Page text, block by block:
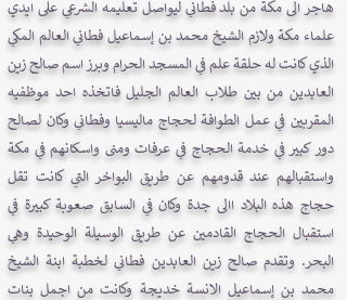
هاجر الى مكة من بلد فطاني ليواصل تعليمه الشرعي على ايدي
علماء مكة ولازم الشيخ محمد بن إسماعيل فطاني العالم المكي
الذي كانت له حلقة علم في المسجد الحرام وبرز اسم صالح زين
العابدين من بين طلاب العالم الجليل فاتخذه احد موظفيه
المقربين في عمل الطوافة لحجاج ماليسيا وفطاني وكان لصالح
دور كبير في خدمة الحجاج في عرفات ومنى واسكانهم في مكة
واستقبالهم عند قدومهم عن طريق البواخر التي كانت تقل
حجاج هذه البلاد االى جدة وكان في السابق صعوبة كبيرة في
استقبال الحجاج القادمين عن طريق الوسيلة الوحيدة وهي
البحر. وتقدم صالح زين العابدين فطاني لخطبة ابنة الشيخ
محمد بن إسماعيل الانسة خديجة وكانت من اجمل بنات